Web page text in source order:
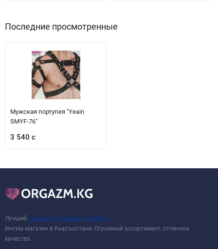
Последние просмотренные
Мужская портупея "Yeain
SMYF-76"
3 540 с
Лучший сексшоп в Бишкеке, sexshop
Интим магазин в Кыргызстане. Огромный ассортимент, отличное
качество.